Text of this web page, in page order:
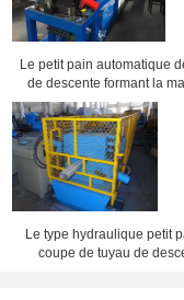
Le petit pain automatique
de descente formant la
avec le recourbement et la
meurent
Le type hydraulique petit
coupe de tuyau de